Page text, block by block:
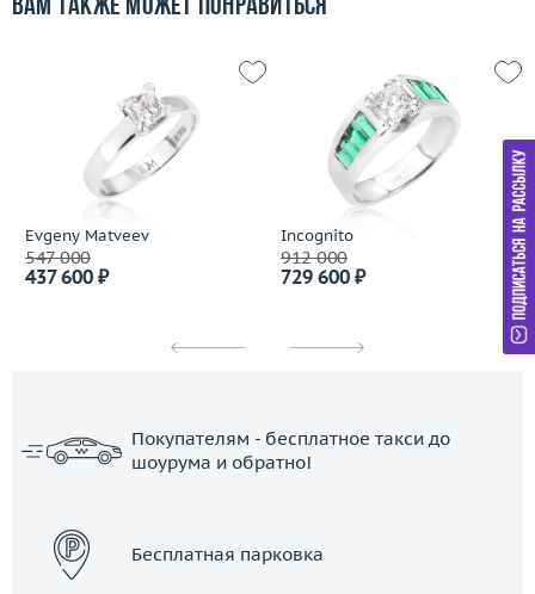
Вам также может понравиться
Evgeny Matveev
547 000
437 600 ₽
Incognito
912 000
729 600 ₽
Покупателям - бесплатное такси до
шоурума и обратно!
Бесплатная парковка